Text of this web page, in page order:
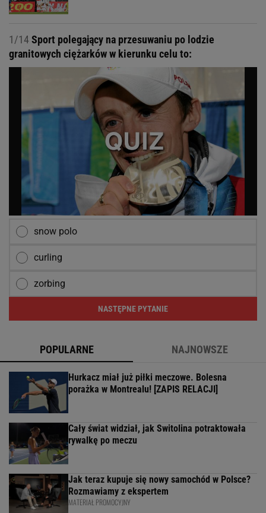
1/14Sport polegający na przesuwaniu po lodzie
granitowych ciężarków w kierunku celu to:
snow polo
curling
zorbing
NASTĘPNE PYTANIE
POPULARNE NAJNOWSZE
Hurkacz miał już piłki meczowe. Bolesna
porażka w Montrealu! [ZAPIS RELACJI]
Cały świat widział, jak Switolina potraktowała
rywalkę po meczu
Jak teraz kupuje się nowy samochód w Polsce?
Rozmawiamy z ekspertem
MATERIAŁ PROMOCYJNY